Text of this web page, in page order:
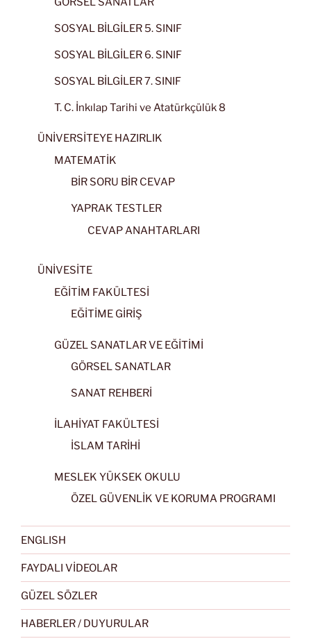
SOSYAL BİLGİLER 5. SINIF
SOSYAL BİLGİLER 6. SINIF
SOSYAL BİLGİLER 7. SINIF
T. C. İnkılap Tarihi ve Atatürkçülük 8
ÜNİVERSİTEYE HAZIRLIK
MATEMATİK
BİR SORU BİR CEVAP
YAPRAK TESTLER
CEVAP ANAHTARLARI
ÜNİVESİTE
EĞİTİM FAKÜLTESİ
EĞİTİME GİRİŞ
GÜZEL SANATLAR VE EĞİTİMİ
GÖRSEL SANATLAR
SANAT REHBERİ
İLAHİYAT FAKÜLTESİ
İSLAM TARİHİ
MESLEK YÜKSEK OKULU
ÖZEL GÜVENLİK VE KORUMA PROGRAMI
ENGLISH
FAYDALI VİDEOLAR
GÜZEL SÖZLER
HABERLER / DUYURULAR